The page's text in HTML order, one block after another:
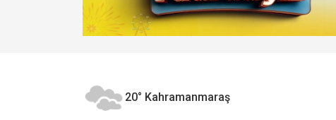
20° Kahramanmaraş